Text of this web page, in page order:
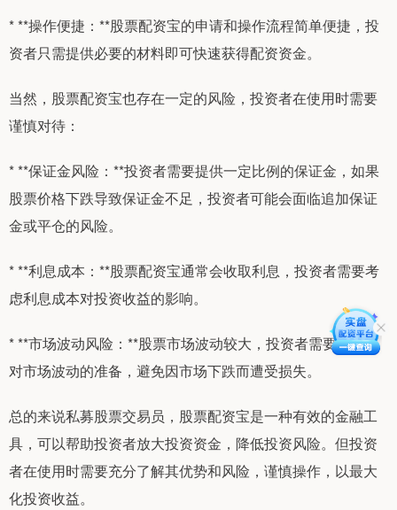
* **操作便捷：**股票配资宝的申请和操作流程简单便捷，投
资者只需提供必要的材料即可快速获得配资资金。
当然，股票配资宝也存在一定的风险，投资者在使用时需要
谨慎对待：
* **保证金风险：**投资者需要提供一定比例的保证金，如果
股票价格下跌导致保证金不足，投资者可能会面临追加保证
金或平仓的风险。
* **利息成本：**股票配资宝通常会收取利息，投资者需要考
虑利息成本对投资收益的影响。
* **市场波动风险：**股票市场波动较大，投资者需要做好应
对市场波动的准备，避免因市场下跌而遭受损失。
总的来说私募股票交易员，股票配资宝是一种有效的金融工
具，可以帮助投资者放大投资资金，降低投资风险。但投资
者在使用时需要充分了解其优势和风险，谨慎操作，以最大
化投资收益。